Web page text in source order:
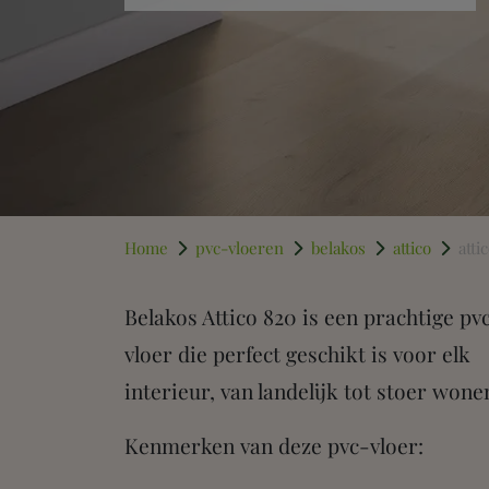
Home pvc-vloeren belakos attico
Belakos PVC
Belakos Attico 820 is een prachtige
vloer die perfect geschikt is voor elk
interieur, van landelijk tot stoer
Kenmerken van deze pvc-vloer: